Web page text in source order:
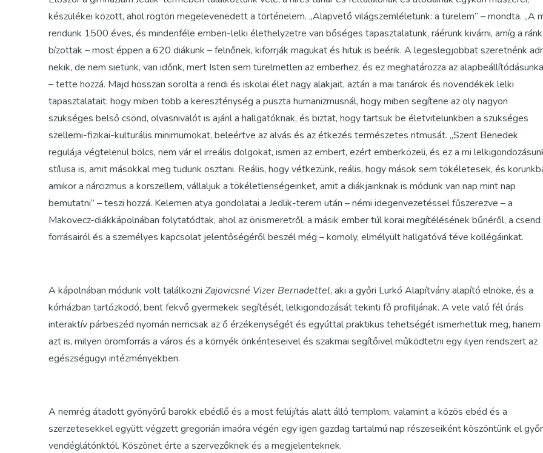
készülékei között, ahol rögtön megelevenedett a történelem. „Alapvető világszemléletünk: a türelem” – mondta. „A
rendünk 1500 éves, és mindenféle emberi-lelki élethelyzetre van bőséges tapasztalatunk, ráérünk kivárni, amíg a ránk
bízottak – most éppen a 620 diákunk – felnőnek, kiforrják magukat és hitük is beérik. A legeslegjobbat szeretnénk
nekik, de nem sietünk, van időnk, mert Isten sem türelmetlen az emberhez, és ez meghatározza az
– tette hozzá. Majd hosszan sorolta a rendi és iskolai élet nagy alakjait, aztán a mai tanárok és növendékek lelki
tapasztalatait: hogy miben több a kereszténység a puszta humanizmusnál, hogy miben segítene az oly nagyon
szükséges belső csönd, olvasnivalót is ajánl a hallgatóknak, és biztat, hogy tartsuk be életvitelünkben a szükséges
szellemi-fizikai-kulturális minimumokat, beleértve az alvás és az étkezés természetes ritmusát. „Szent Benedek
regulája végtelenül bölcs, nem vár el irreális dolgokat, ismeri az embert, ezért emberközeli, és ez a mi
stílusa is, amit másokkal meg tudunk osztani. Reális, hogy vétkezünk, reális, hogy mások sem tökéletesek, és
amikor a nárcizmus a korszellem, vállaljuk a tökéletlenségeinket, amit a diákjainknak is módunk van nap mint nap
bemutatni” – teszi hozzá. Kelemen atya gondolatai a Jedlik-terem után – némi idegenvezetéssel fűszerezve – a
Makovecz-diákkápolnában folytatódtak, ahol az önismeretről, a másik ember túl korai megítélésének bűnéről, a csend
forrásairól és a személyes kapcsolat jelentőségéről beszél még – komoly, elmélyült hallgatóvá téve kollégáinkat.
A kápolnában módunk volt találkozni Zajovicsné Vizer Bernadettel, aki a győri Lurkó Alapítvány alapító elnöke, és a
kórházban tartózkodó, bent fekvő gyermekek segítését, lelkigondozását tekinti fő profiljának. A vele való fél órás
interaktív párbeszéd nyomán nemcsak az ő érzékenységét és egyúttal praktikus tehetségét ismerhettük meg, hanem
azt is, milyen örömforrás a város és a környék önkénteseivel és szakmai segítőivel működtetni egy ilyen rendszert az
egészségügyi intézményekben.
A nemrég átadott gyönyörű barokk ebédlő és a most felújítás alatt álló templom, valamint a közös ebéd és a
szerzetesekkel együtt végzett gregorián imaóra végén egy igen gazdag tartalmú nap részeseiként köszöntünk el
vendéglátónktól. Köszönet érte a szervezőknek és a megjelenteknek.